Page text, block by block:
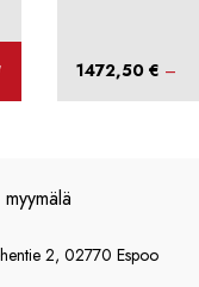
1472,50 € –
2, 02770 Espoo